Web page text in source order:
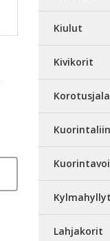
Kiulut
Kivikorit
Kylmahyllyt
Lahjakorit